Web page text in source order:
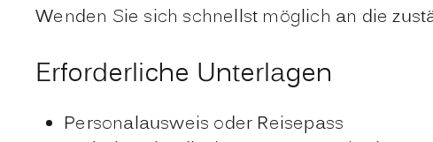
Wenden Sie sich schnellst möglich an die
Erforderliche Unterlagen
Personalausweis oder Reisepass